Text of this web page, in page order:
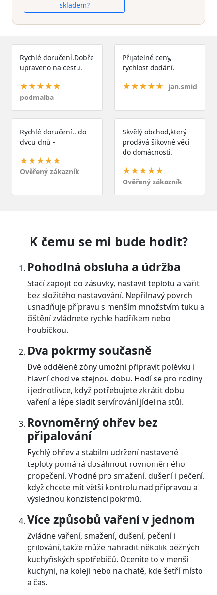
skladem?
Rychlé doručení.Dobře
upraveno na cestu.
★★★★★
podmalba
Přijatelné ceny,
rychlost dodání.
★★★★★ jan.smid
Rychlé doručení...do
dvou dnů -
★★★★★
Ověřený zákazník
Skvělý obchod,který
prodává šikovné věci
do domácnosti.
★★★★★
Ověřený zákazník
K čemu se mi bude hodit?
Pohodlná obsluha a údržba
Stačí zapojit do zásuvky, nastavit teplotu a vařit
bez složitého nastavování. Nepřilnavý povrch
usnadňuje přípravu s menším množstvím tuku a
čištění zvládnete rychle hadříkem nebo
houbičkou.
Dva pokrmy současně
Dvě oddělené zóny umožní připravit polévku i
hlavní chod ve stejnou dobu. Hodí se pro rodiny
i jednotlivce, když potřebujete zkrátit dobu
vaření a lépe sladit servírování jídel na stůl.
Rovnoměrný ohřev bez
připalování
Rychlý ohřev a stabilní udržení nastavené
teploty pomáhá dosáhnout rovnoměrného
propečení. Vhodné pro smažení, dušení i pečení,
když chcete mít větší kontrolu nad přípravou a
výslednou konzistencí pokrmů.
Více způsobů vaření v jednom
Zvládne vaření, smažení, dušení, pečení i
grilování, takže může nahradit několik běžných
kuchyňských spotřebičů. Oceníte to v menší
kuchyni, na koleji nebo na chatě, kde šetří místo
a čas.